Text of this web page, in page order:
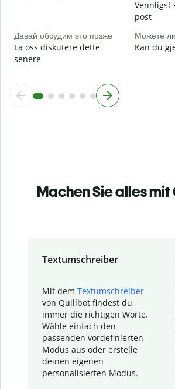
Vennligst
post
Давай обсудим это позже
La oss diskutere dette
senere
Можете
Kan du
Machen Sie alles
Textumschreiber
Mit dem Textumschreiber
von Quillbot findest du
immer die richtigen Worte.
Wähle einfach den
passenden vordefinierten
Modus aus oder erstelle
deinen eigenen
personalisierten Modus.